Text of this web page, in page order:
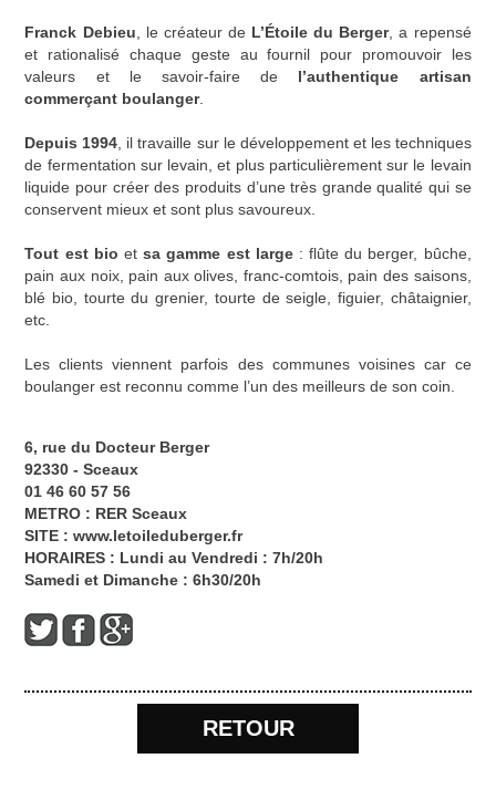
Franck Debieu , le créateur deL’Étoile du Berger, a repensé
et rationalisé chaque geste au fournil pour promouvoir les
valeurs et le savoir-faire de l’authentique artisan
commerçant boulanger.
Depuis 1994 , il travaille sur le développement et les techniques
de fermentation sur levain, et plus particulièrement sur le levain
liquide pour créer des produits d’une très grande qualité qui se
conservent mieux et sont plus savoureux.
Tout est bio etsa gamme est large: flûte du berger, bûche,
pain aux noix, pain aux olives, franc-comtois, pain des saisons,
blé bio, tourte du grenier, tourte de seigle, figuier, châtaignier,
etc.
Les clients viennent parfois des communes voisines car ce
boulanger est reconnu comme l’un des meilleurs de son coin.
6, rue du Docteur Berger
92330 - Sceaux
01 46 60 57 56
METRO : RER Sceaux
SITE :www.letoileduberger.fr
HORAIRES : Lundi au Vendredi : 7h/20h
Samedi et Dimanche : 6h30/20h
RETOUR